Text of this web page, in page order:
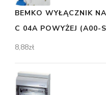
BEMKO WYŁĄCZNIK
C 04A POWYŻEJ (A00-
8,88zł